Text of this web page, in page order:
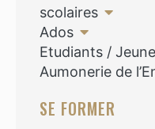
scolaires
Ados
Etudiants /
Aumonerie de
SE FORMER